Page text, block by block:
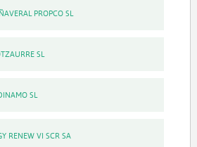
PROPCO SL
SL
SL
RENEW VI SCR SA